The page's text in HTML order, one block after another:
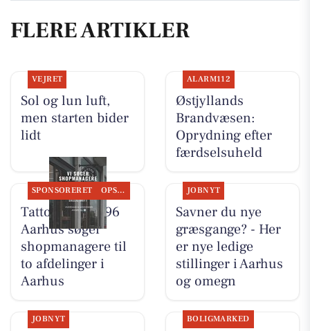
FLERE ARTIKLER
VEJRET
Sol og lun luft,
men starten bider
lidt
ALARM112
Østjyllands
Brandvæsen:
Oprydning efter
færdselsuheld
SPONSORERET OPSLAGSTAVLEN
Tattoo Studio 96
Aarhus søger
shopmanagere til
to afdelinger i
Aarhus
JOBNYT
Savner du nye
græsgange? - Her
er nye ledige
stillinger i Aarhus
og omegn
JOBNYT BOLIGMARKED